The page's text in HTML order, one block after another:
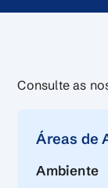
Áreas de
Ambiente
Consulte as